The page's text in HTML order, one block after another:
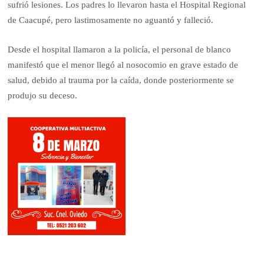
sufrió lesiones. Los padres lo llevaron hasta el Hospital Regional
de Caacupé, pero lastimosamente no aguantó y falleció.
Desde el hospital llamaron a la policía, el personal de blanco
manifestó que el menor llegó al nosocomio en grave estado de
salud, debido al trauma por la caída, donde posteriormente se
produjo su deceso.